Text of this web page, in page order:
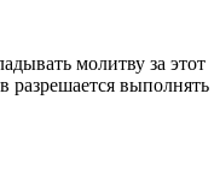
молитву за этот
разрешается выполнять